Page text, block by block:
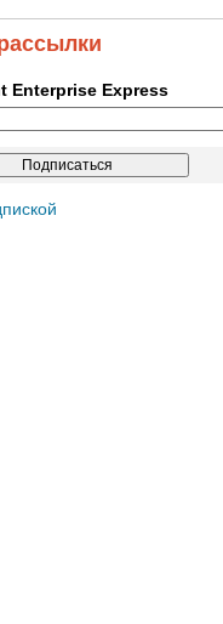
Enterprise Express